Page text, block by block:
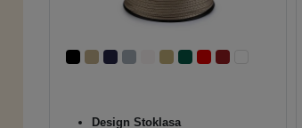
Design Stoklasa